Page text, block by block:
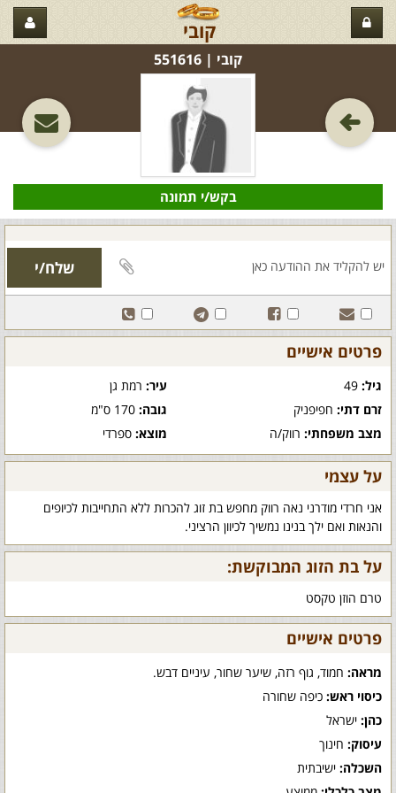
קובי
קובי‏ | 551616
בקש/י תמונה
פרטים אישיים
גיל: עיר:רמת גן
זרם דתי: חפיפניק גובה:170 ס"מ
מצב משפחתי: רווק/ה מוצא:ספרדי
על עצמי
אני חרדי מודרני נאה רווק מחפש בת זוג להכרות ללא התחייבות לכיופים
והנאות ואם ילך בנינו נמשיך לכיוון הרציני.
על בת הזוג המבוקשת:
טרם הוזן טקסט
פרטים אישיים
מראה: חמוד, גוף רזה, שיער שחור, עיניים דבש.
כיסוי ראש: כיפה שחורה
כהן: ישראל
עיסוק: חינוך
השכלה: ישיבתית